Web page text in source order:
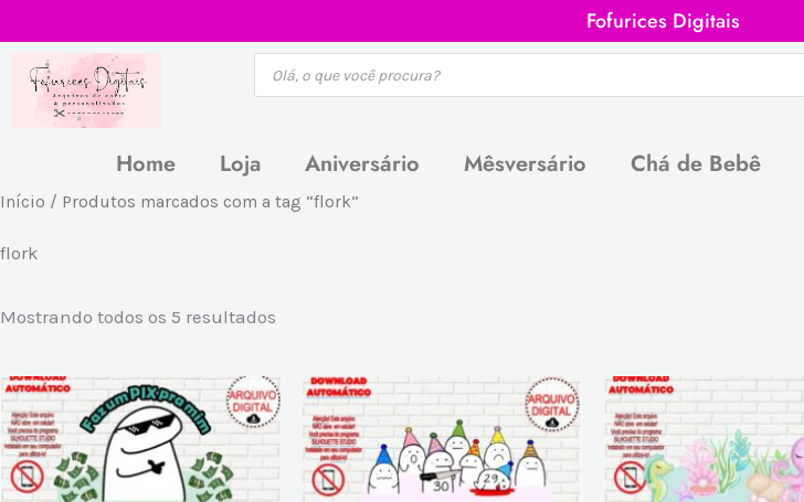
conteúdo
Fofurices Digitais
Pesquisar
produtos
Home Loja Aniversário Mêsversário Chá de Bebê
Início / Produtos marcados com a tag “flork”
flork
Mostrando todos os 5 resultados
Classificado
por